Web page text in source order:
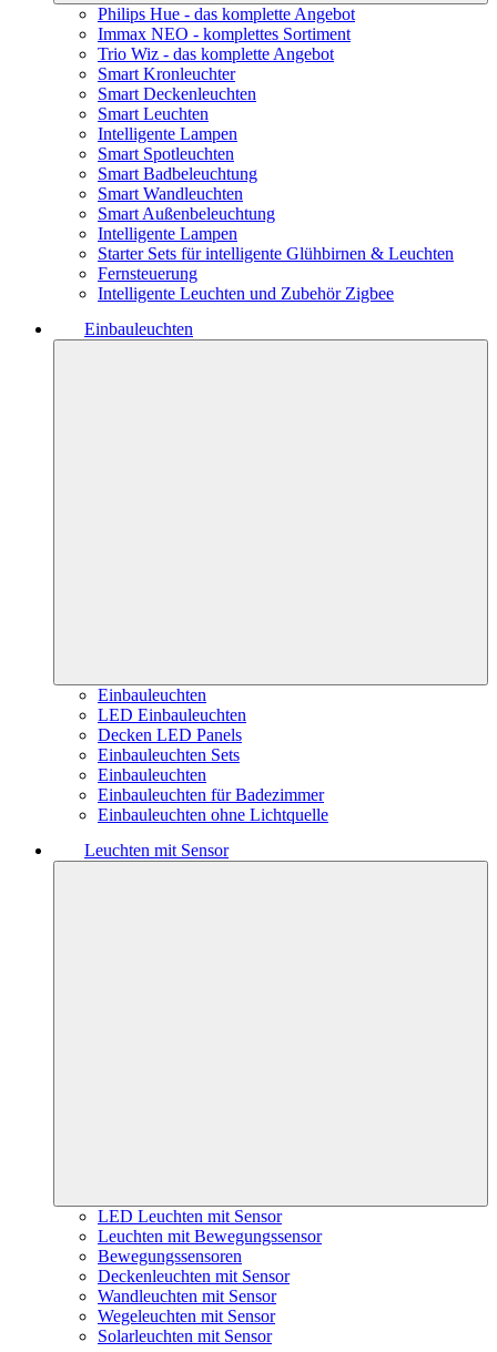
Philips Hue - das komplette Angebot
Immax NEO - komplettes Sortiment
Trio Wiz - das komplette Angebot
Smart Kronleuchter
Smart Deckenleuchten
Smart Leuchten
Intelligente Lampen
Smart Spotleuchten
Smart Badbeleuchtung
Smart Wandleuchten
Smart Außenbeleuchtung
Intelligente Lampen
Starter Sets für intelligente Glühbirnen & Leuchten
Fernsteuerung
Intelligente Leuchten und Zubehör Zigbee
Einbauleuchten
Einbauleuchten
LED Einbauleuchten
Decken LED Panels
Einbauleuchten Sets
Einbauleuchten
Einbauleuchten für Badezimmer
Einbauleuchten ohne Lichtquelle
Leuchten mit Sensor
LED Leuchten mit Sensor
Leuchten mit Bewegungssensor
Bewegungssensoren
Deckenleuchten mit Sensor
Wandleuchten mit Sensor
Wegeleuchten mit Sensor
Solarleuchten mit Sensor